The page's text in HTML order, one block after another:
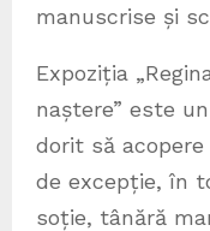
manuscrise și
Expoziția
naștere” este
dorit să
de excepție, în
soție, tânără